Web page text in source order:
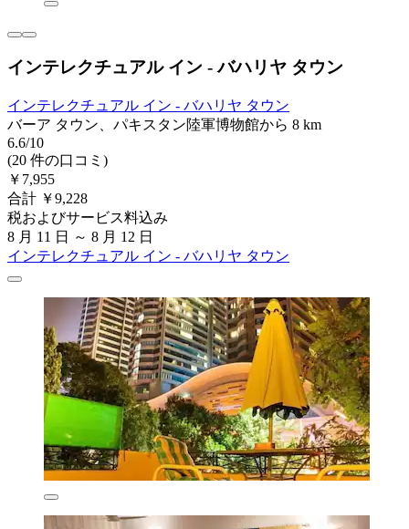
インテレクチュアル イン - バハリヤ タウン
インテレクチュアル イン - バハリヤ タウン
バーア タウン、パキスタン陸軍博物館から 8 km
6.6/10
(20 件の口コミ)
￥7,955
合計 ￥9,228
税およびサービス料込み
8 月 11 日 ～ 8 月 12 日
インテレクチュアル イン - バハリヤ タウン